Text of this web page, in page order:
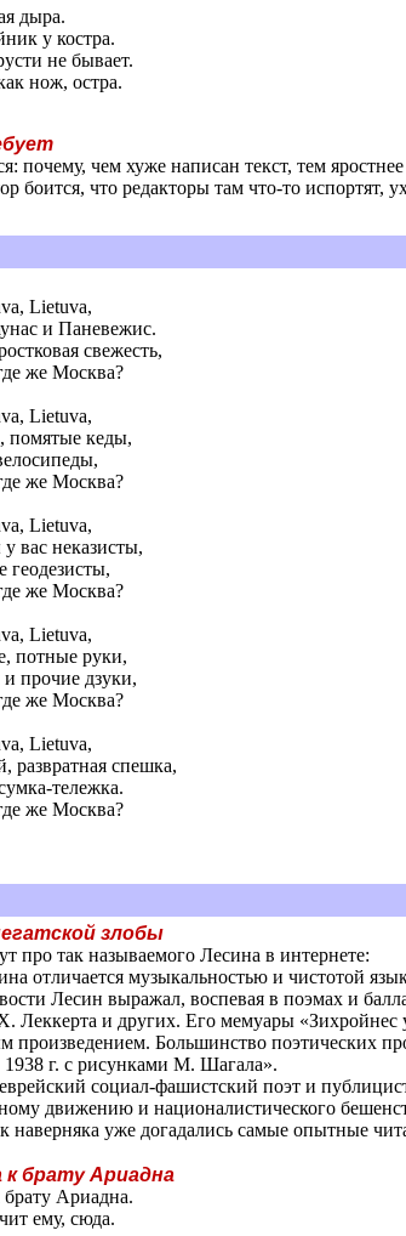
дыра.
у костра.
не бывает.
нож, остра.
почему, чем хуже написан текст, тем
боится, что редакторы там что-то испортят,
Lietuva,
и Паневежис.
свежесть,
же Москва?
Lietuva,
помятые кеды,
же Москва?
Lietuva,
вас неказисты,
геодезисты,
же Москва?
Lietuva,
потные руки,
прочие дзуки,
же Москва?
Lietuva,
развратная спешка,
тележка.
же Москва?
злобы
про так называемого Лесина в интернете:
отличается музыкальностью и чистотой
Лесин выражал, воспевая в поэмах и
Леккерта и других. Его мемуары
произведением. Большинство поэтических
г. с рисунками М. Шагала».
социал-фашистский поэт и
движению и националистического
наверняка уже догадались самые опытные
к брату Ариадна
Ариадна.
ему, сюда.